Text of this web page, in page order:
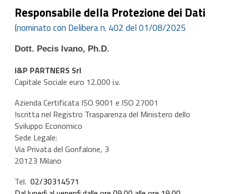
Responsabile della Protezione dei Dati
(nominato con Delibera n. 402 del01/08/2025
Dott. Pecis Ivano, Ph.D.
I&P PARTNERS Srl
Capitale Sociale euro 12.000 i.v.
Azienda Certificata ISO 9001 e ISO 27001
Iscrittanel Registro Trasparenza del Ministero dello
Sviluppo Economico
Sede Legale:
Via Privata del Gonfalone, 3
20123 Milano
Tel.02/30314571